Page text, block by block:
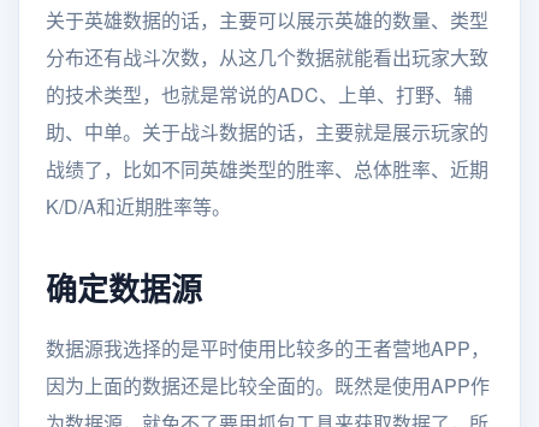
关于英雄数据的话，主要可以展示英雄的数量、类型
分布还有战斗次数，从这几个数据就能看出玩家大致
的技术类型，也就是常说的ADC、上单、打野、辅
助、中单。关于战斗数据的话，主要就是展示玩家的
战绩了，比如不同英雄类型的胜率、总体胜率、近期
K/D/A和近期胜率等。
确定数据源
数据源我选择的是平时使用比较多的王者营地APP，
因为上面的数据还是比较全面的。既然是使用APP作